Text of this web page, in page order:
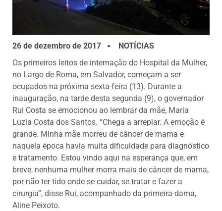
26 de dezembro de 2017
NOTÍCIAS
Os primeiros leitos de internação do Hospital da Mulher,
no Largo de Roma, em Salvador, começam a ser
ocupados na próxima sexta-feira (13). Durante a
inauguração, na tarde desta segunda (9), o governador
Rui Costa se emocionou ao lembrar da mãe, Maria
Luzia Costa dos Santos. “Chega a arrepiar. A emoção é
grande. Minha mãe morreu de câncer de mama e
naquela época havia muita dificuldade para diagnóstico
e tratamento. Estou vindo aqui na esperança que, em
breve, nenhuma mulher morra mais de câncer de mama,
por não ter tido onde se cuidar, se tratar e fazer a
cirurgia”, disse Rui, acompanhado da primeira-dama,
Aline Peixoto.